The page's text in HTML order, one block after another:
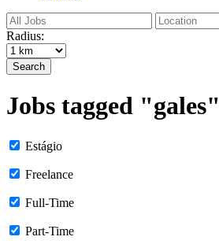
Radius:
Search
Jobs tagged "gales"
Estágio
Freelance
Full-Time
Part-Time